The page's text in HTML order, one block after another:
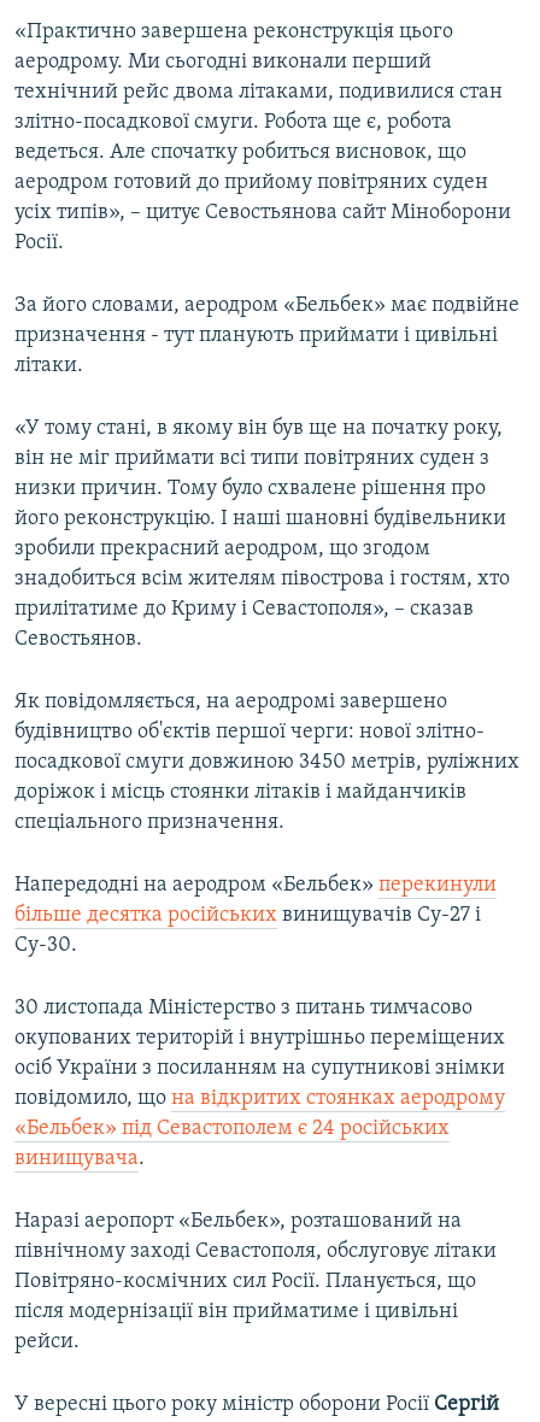
«Практично завершена реконструкція цього
аеродрому. Ми сьогодні виконали перший
технічний рейс двома літаками, подивилися стан
злітно-посадкової смуги. Робота ще є, робота
ведеться. Але спочатку робиться висновок, що
аеродром готовий до прийому повітряних суден
усіх типів», – цитує Севостьянова сайт Міноборони
Росії.
За його словами, аеродром «Бельбек» має подвійне
призначення - тут планують приймати і цивільні
літаки.
«У тому стані, в якому він був ще на початку року,
він не міг приймати всі типи повітряних суден з
низки причин. Тому було схвалене рішення про
його реконструкцію. І наші шановні будівельники
зробили прекрасний аеродром, що згодом
знадобиться всім жителям півострова і гостям, хто
прилітатиме до Криму і Севастополя», – сказав
Севостьянов.
Як повідомляється, на аеродромі завершено
будівництво об'єктів першої черги: нової злітно-
посадкової смуги довжиною 3450 метрів, руліжних
доріжок і місць стоянки літаків і майданчиків
спеціального призначення.
Напередодні на аеродром «Бельбек» перекинули
більше десятка російських винищувачів Су-27 і
Су-30.
30 листопада Міністерство з питань тимчасово
окупованих територій і внутрішньо переміщених
осіб України з посиланням на супутникові знімки
повідомило, що на відкритих стоянках аеродрому
«Бельбек» під Севастополем є 24 російських
винищувача.
Наразі аеропорт «Бельбек», розташований на
північному заході Севастополя, обслуговує літаки
Повітряно-космічних сил Росії. Планується, що
після модернізації він прийматиме і цивільні
рейси.
У вересні цього року міністр оборони Росії Сергій